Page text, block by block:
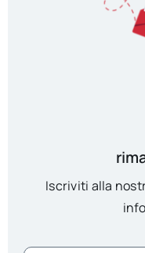
Iscriviti alla